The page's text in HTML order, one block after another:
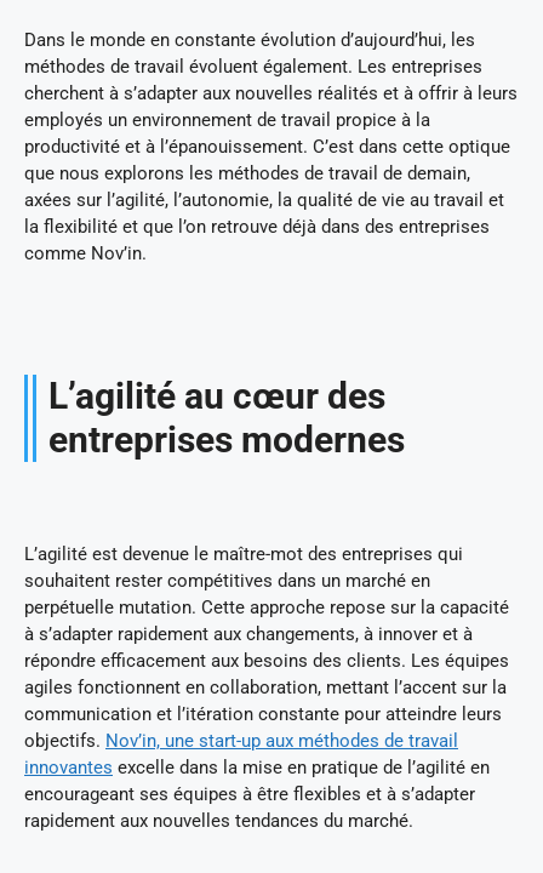
Dans le monde en constante évolution d’aujourd’hui, les
méthodes de travail évoluent également. Les entreprises
cherchent à s’adapter aux nouvelles réalités et à offrir à leurs
employés un environnement de travail propice à la
productivité et à l’épanouissement. C’est dans cette optique
que nous explorons les méthodes de travail de demain,
axées sur l’agilité, l’autonomie, la qualité de vie au travail et
la flexibilité et que l’on retrouve déjà dans des entreprises
comme Nov’in.
L’agilité au cœur des
entreprises modernes
L’agilité est devenue le maître-mot des entreprises qui
souhaitent rester compétitives dans un marché en
perpétuelle mutation. Cette approche repose sur la capacité
à s’adapter rapidement aux changements, à innover et à
répondre efficacement aux besoins des clients. Les équipes
agiles fonctionnent en collaboration, mettant l’accent sur la
communication et l’itération constante pour atteindre leurs
objectifs. Nov’in, une start-up aux méthodes de travail
innovantes excelle dans la mise en pratique de l’agilité en
encourageant ses équipes à être flexibles et à s’adapter
rapidement aux nouvelles tendances du marché.